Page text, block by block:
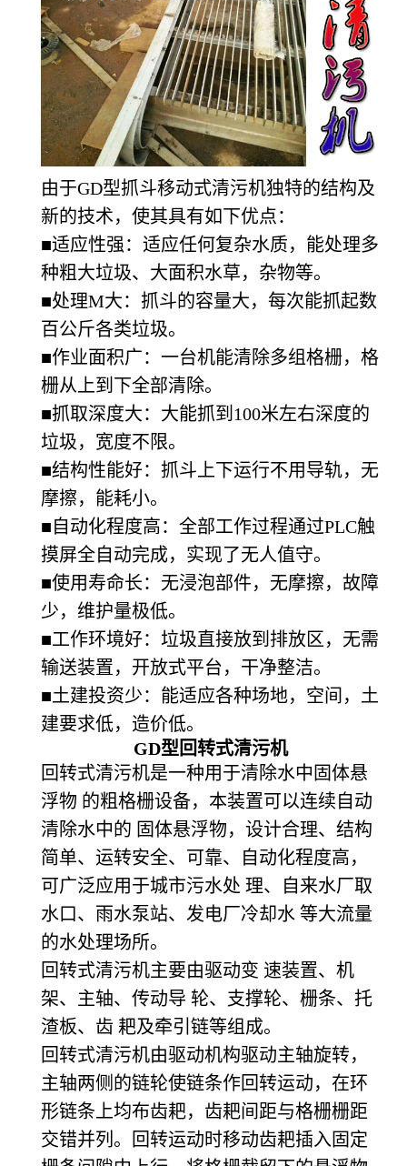
由于GD型抓斗移动式清污机独特的结构及
新的技术，使其具有如下优点：
■适应性强：适应任何复杂水质，能处理多
种粗大垃圾、大面积水草，杂物等。
■处理M大：抓斗的容量大，每次能抓起数
百公斤各类垃圾。
■作业面积广：一台机能清除多组格栅，格
栅从上到下全部清除。
■抓取深度大：大能抓到100米左右深度的
垃圾，宽度不限。
■结构性能好：抓斗上下运行不用导轨，无
摩擦，能耗小。
■自动化程度高：全部工作过程通过PLC触
摸屏全自动完成，实现了无人值守。
■使用寿命长：无浸泡部件，无摩擦，故障
少，维护量极低。
■工作环境好：垃圾直接放到排放区，无需
输送装置，开放式平台，干净整洁。
■土建投资少：能适应各种场地，空间，土
建要求低，造价低。
GD型回转式清污机
回转式清污机是一种用于清除水中固体悬
浮物 的粗格栅设备，本装置可以连续自动
清除水中的 固体悬浮物，设计合理、结构
简单、运转安全、可靠、自动化程度高，
可广泛应用于城市污水处 理、自来水厂取
水口、雨水泵站、发电厂冷却水 等大流量
的水处理场所。
回转式清污机主要由驱动变 速装置、机
架、主轴、传动导 轮、支撑轮、栅条、托
渣板、齿 耙及牵引链等组成。
回转式清污机由驱动机构驱动主轴旋转，
主轴两侧的链轮使链条作回转运动，在环
形链条上均布齿耙，齿耙间距与格栅栅距
交错并列。回转运动时移动齿耙插入固定